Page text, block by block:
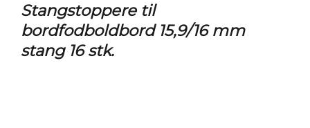
Stangstoppere til
bordfodboldbord 15,9/16 mm
stang 16 stk.